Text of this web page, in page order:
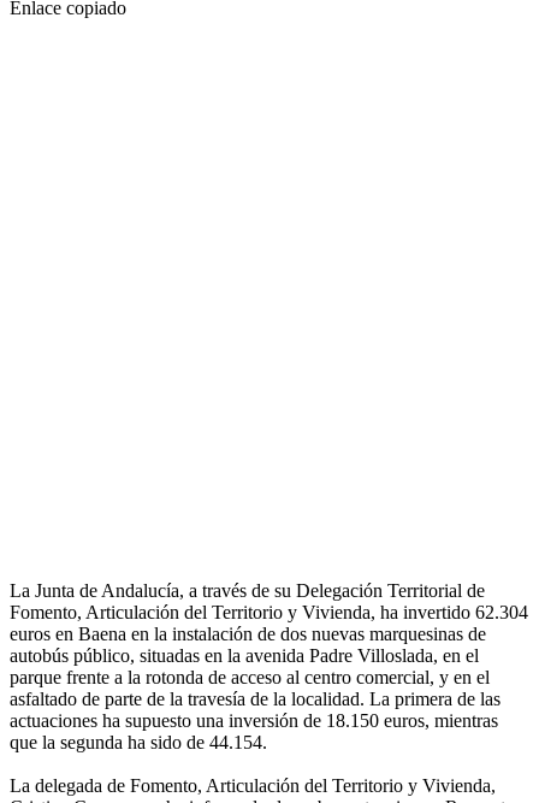
Enlace copiado
La Junta de Andalucía, a través de su Delegación Territorial de
Fomento, Articulación del Territorio y Vivienda, ha invertido 62.304
euros en Baena en la instalación de dos nuevas marquesinas de
autobús público, situadas en la avenida Padre Villoslada, en el
parque frente a la rotonda de acceso al centro comercial, y en el
asfaltado de parte de la travesía de la localidad. La primera de las
actuaciones ha supuesto una inversión de 18.150 euros, mientras
que la segunda ha sido de 44.154.
La delegada de Fomento, Articulación del Territorio y Vivienda,